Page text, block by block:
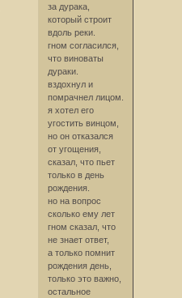
за дурака,
который строит
вдоль реки.
гном согласился,
что виноваты
дураки.
вздохнул и
помрачнел лицом.
я хотел его
угостить винцом,
но он отказался
от угощения,
сказал, что пьет
только в день
рождения.
но на вопрос
сколько ему лет
гном сказал, что
не знает ответ,
а только помнит
рождения день,
только это важно,
остальное